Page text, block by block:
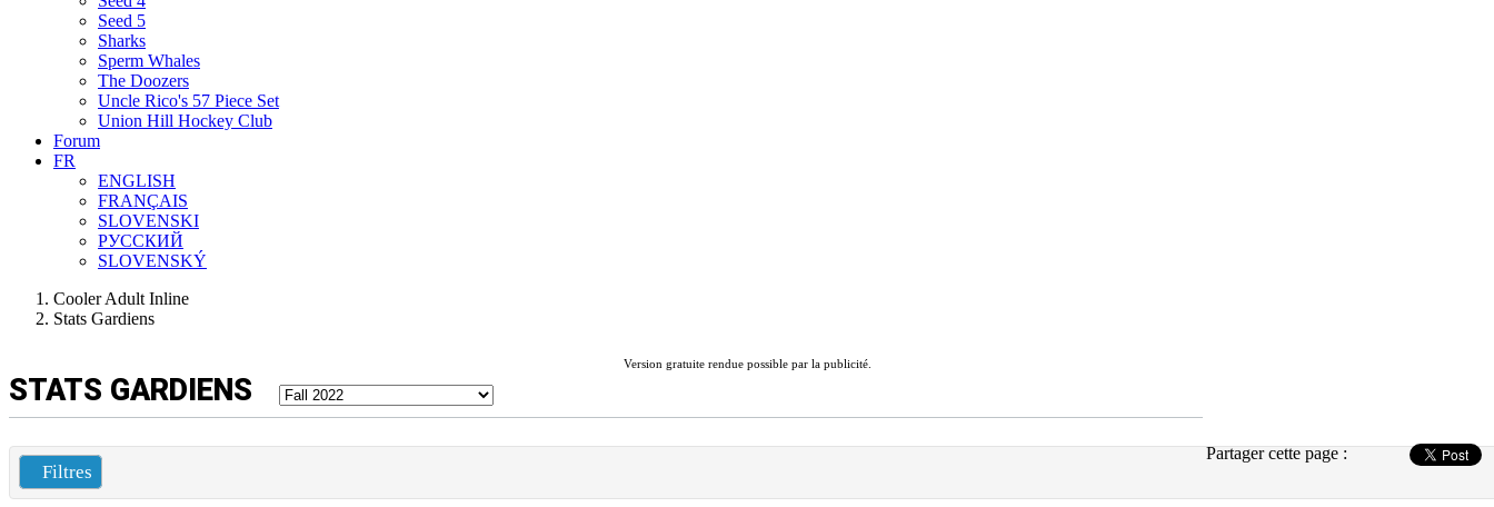
Seed 5
Sharks
Sperm Whales
The Doozers
Uncle Rico's 57 Piece Set
Union Hill Hockey Club
Forum
FR
ENGLISH
FRANÇAIS
SLOVENSKI
РУССКИЙ
SLOVENSKÝ
Cooler Adult Inline
Stats Gardiens
Version gratuite rendue possible par la publicité.
STATS GARDIENS
Partager cette page :
Filtres